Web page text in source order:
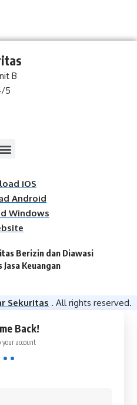
B
5
iOS
Android
Windows
Berizin dan Diawasi
Keuangan​
Sekuritas . All rights reserved.
Back!
account